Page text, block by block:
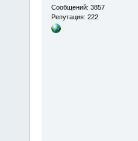
Сообщений: 3857
Репутация: 222